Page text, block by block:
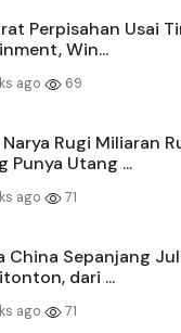
Perpisahan Usai
Win...
ago 69
Rugi Miliaran
Punya Utang ...
ago 71
China Sepanjang
dari ...
ago 71